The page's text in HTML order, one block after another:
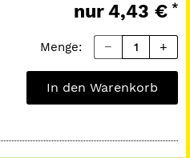
nur4,43 € *
Menge:
In den Warenkorb